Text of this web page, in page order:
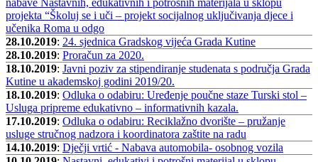
nabave Nastavnih, edukativnih i potrošnih materijala u sklopu
projekta “Školuj se i uči – projekt socijalnog uključivanja djece i
učenika Roma u odgo
28.10.2019: 24. sjednica Gradskog vijeća Grada Kutine
28.10.2019: Proračun za 2020.
18.10.2019: Javni poziv za stipendiranje studenata s područja Grada
Kutine u akademskoj godini 2019/20.
18.10.2019: Odluka o odabiru: Uređenje poučne staze Turski stol –
Usluga pripreme edukativno – informativnih kazala.
17.10.2019: Odluka o odabiru: Reciklažno dvorište – pružanje
usluge stručnog nadzora i koordinatora zaštite na radu
14.10.2019: Dječji vrtić - Nabava automobila- osobnog vozila